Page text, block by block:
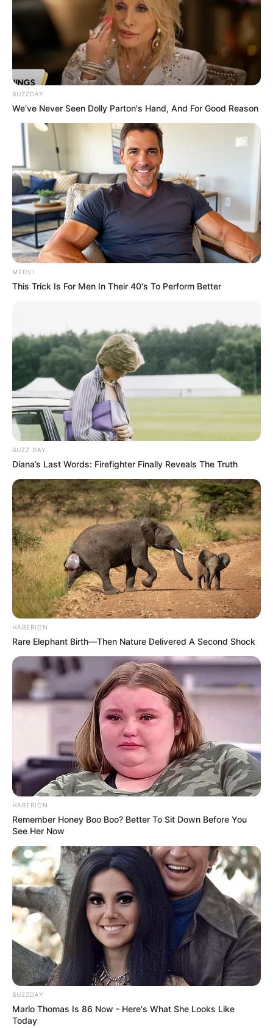
BUZZDAY
We’ve Never Seen Dolly Parton's Hand, And For Good Reason
MEDVI
This Trick Is For Men In Their 40's To Perform Better
BUZZ DAY
Diana’s Last Words: Firefighter Finally Reveals The Truth
HABERION
Rare Elephant Birth—Then Nature Delivered A Second Shock
HABERION
Remember Honey Boo Boo? Better To Sit Down Before You
See Her Now
BUZZDAY
Marlo Thomas Is 86 Now - Here's What She Looks Like
Today